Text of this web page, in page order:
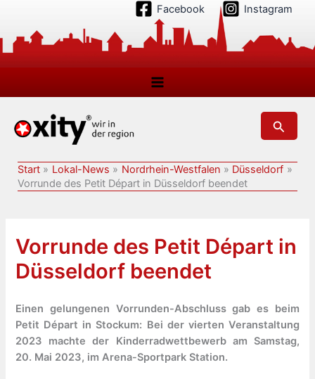
springen
Facebook Instagram
Suchen
Start Lokal-News Nordrhein-Westfalen
Düsseldorf
Vorrunde des Petit Départ in Düsseldorf beendet
Vorrunde des Petit Départ in
Düsseldorf beendet
Einen gelungenen Vorrunden-Abschluss gab es beim
Petit Départ in Stockum: Bei der vierten Veranstaltung
2023 machte der Kinderradwettbewerb am Samstag,
20. Mai 2023, im Arena-Sportpark Station.